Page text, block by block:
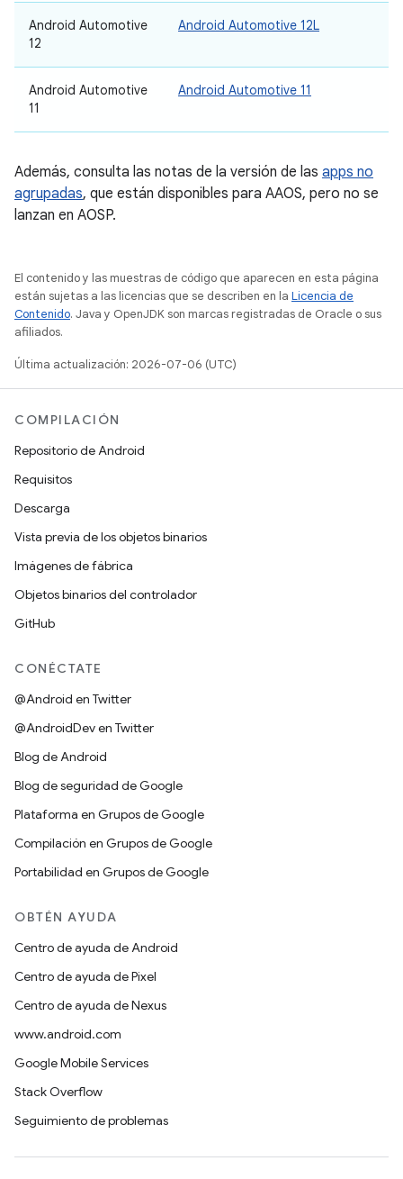
Android Automotive
12
Android Automotive 12L
Android Automotive
11
Android Automotive 11
Además, consulta las notas de la versión de las apps no
agrupadas, que están disponibles para AAOS, pero no se
lanzan en AOSP.
El contenido y las muestras de código que aparecen en esta página
están sujetas a las licencias que se describen en la Licencia de
Contenido. Java y OpenJDK son marcas registradas de Oracle o sus
afiliados.
Última actualización: 2026-07-06 (UTC)
COMPILACIÓN
Repositorio de Android
Requisitos
Descarga
Vista previa de los objetos binarios
Imágenes de fábrica
Objetos binarios del controlador
GitHub
CONÉCTATE
@Android en Twitter
@AndroidDev en Twitter
Blog de Android
Blog de seguridad de Google
Plataforma en Grupos de Google
Compilación en Grupos de Google
Portabilidad en Grupos de Google
OBTÉN AYUDA
Centro de ayuda de Android
Centro de ayuda de Pixel
Centro de ayuda de Nexus
www.android.com
Google Mobile Services
Stack Overflow
Seguimiento de problemas